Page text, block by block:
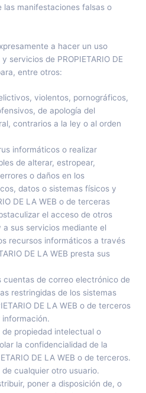
las manifestaciones falsas o
a hacer un uso
servicios de PROPIETARIO DE
entre otros:
violentos, pornográficos,
de apología del
contrarios a la ley o al orden
informáticos o realizar
de alterar, estropear,
o daños en los
datos o sistemas físicos y
DE LA WEB o de terceras
el acceso de otros
a sus servicios mediante el
recursos informáticos a través
DE LA WEB presta sus
cuentas de correo electrónico de
restringidas de los sistemas
DE LA WEB o de terceros
propiedad intelectual o
la confidencialidad de la
DE LA WEB o de terceros.
cualquier otro usuario.
poner a disposición de, o